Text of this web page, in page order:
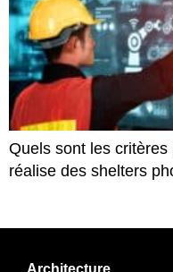
Quels sont les
réalise des shelters
Architecture